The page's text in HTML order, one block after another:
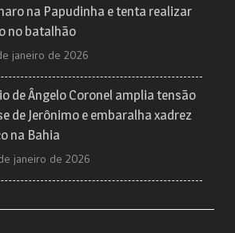
na Papudinha e tenta realizar
no batalhão
janeiro de 2026
de Ângelo Coronel amplia tensão
de Jerônimo e embaralha xadrez
na Bahia
janeiro de 2026